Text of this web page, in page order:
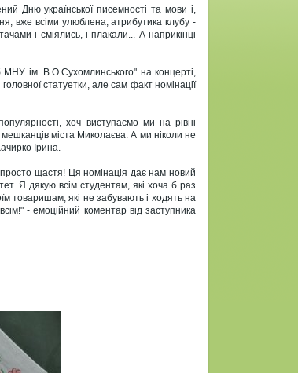
Дню української писемності та мови і,
вже всіми улюблена, атрибутика клубу -
і сміялись, і плакали... А наприкінці
ім. В.О.Сухомлинського" на концерті,
статуетки, але сам факт номінації
хоч виступаємо ми на рівні
міста Миколаєва. А ми ніколи не
Ірина.
щастя! Ця номінація дає нам новий
Я дякую всім студентам, які хоча б раз
товаришам, які не забувають і ходять на
- емоційний коментар від заступника